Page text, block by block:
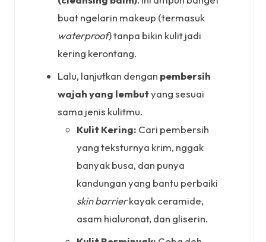
buat ngelarin makeup (termasuk
waterproof) tanpa bikin kulit jadi
kering kerontang.
Lalu, lanjutkan dengan pembersih
wajah yang lembutyang sesuai
sama jenis kulitmu.
Kulit Kering: Cari pembersih
yang teksturnya krim, nggak
banyak busa, dan punya
kandungan yang bantu perbaiki
skin barrierkayak ceramide,
asam hialuronat, dan gliserin.